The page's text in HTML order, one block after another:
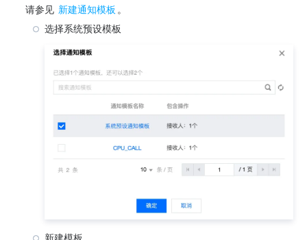
请参见 新建通知模板 。
选择系统预设模板